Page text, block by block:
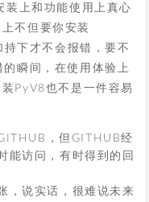
装上和功能使用上真心
不但要你安装
下才不会报错，要不
瞬间，在使用体验上
PyV8也不是一件容易
，但GITHUB经
能访问，有时得到的回
，说实话，很难说未来